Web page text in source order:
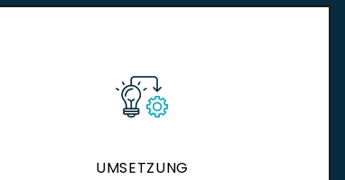
UMSETZUNG
UMSETZUNG